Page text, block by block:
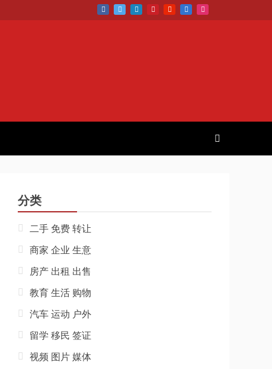
分类
二手 免费 转让
商家 企业 生意
房产 出租 出售
教育 生活 购物
汽车 运动 户外
留学 移民 签证
视频 图片 媒体